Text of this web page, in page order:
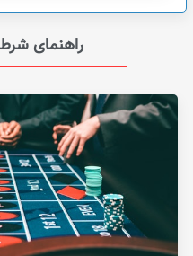
راهنمای